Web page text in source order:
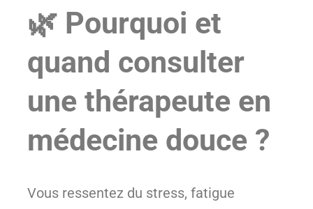
🌿 Pourquoi et
quand consulter
une thérapeute en
médecine douce ?
Vous ressentez du stress, fatigue